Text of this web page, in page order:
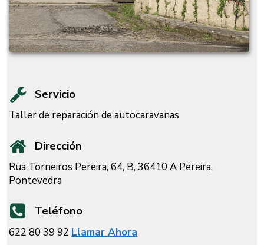
Servicio
Taller de reparación de autocaravanas
Dirección
Rua Torneiros Pereira, 64, B, 36410 A Pereira,
Pontevedra
Teléfono
622 80 39 92 Llamar Ahora